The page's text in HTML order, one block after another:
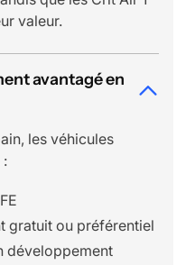
valeur.
avantagé en
les véhicules
:
gratuit ou préférentiel
développement